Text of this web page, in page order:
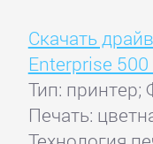
Скачать
Enterprise
Тип:
Печать: